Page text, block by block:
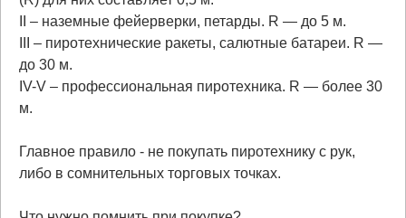
II – наземные фейерверки, петарды. R — до 5 м.
III – пиротехнические ракеты, салютные батареи. R —
до 30 м.
IV-V – профессиональная пиротехника. R — более 30
м.
Главное правило - не покупать пиротехнику с рук,
либо в сомнительных торговых точках.